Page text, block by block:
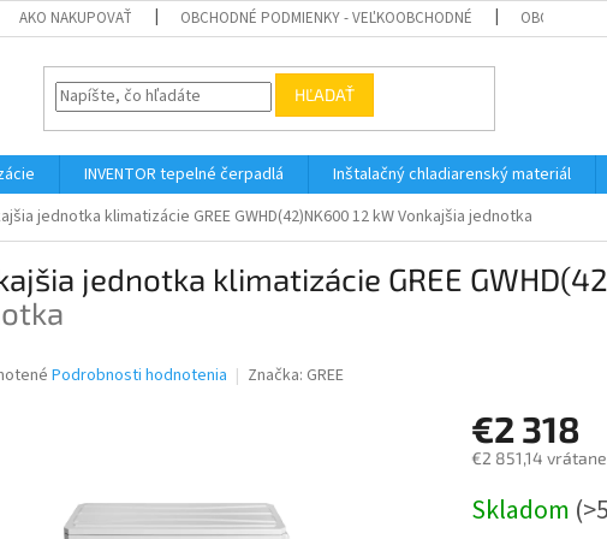
AKO NAKUPOVAŤ OBCHODNÉ PODMIENKY - VEĽKOOBCHODNÉ OBCHODNÉ
HĽADAŤ
INVENTOR tepelné čerpadlá Inštalačný chladiarenský materiál
jednotka klimatizácie GREE GWHD(42)NK600 12 kWVonkajšia jednotka
jednotka klimatizácie GREE
Podrobnosti hodnotenia Značka: GREE
€2 318
€2 851,14 vrátane
cena:
Skladom